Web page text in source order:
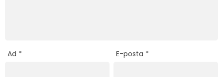
Ad * E-posta *